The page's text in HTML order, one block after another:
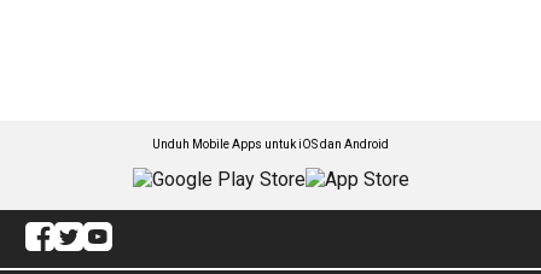
Unduh Mobile Apps untuk iOS dan Android